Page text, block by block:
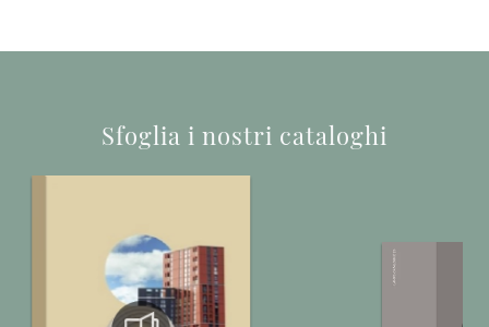
Sfoglia i nostri cataloghi